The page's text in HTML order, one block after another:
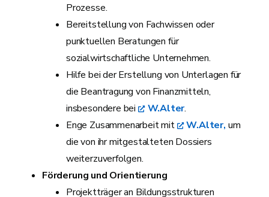
Prozesse.
Bereitstellung von Fachwissen oder
punktuellen Beratungen für
sozialwirtschaftliche Unternehmen.
Hilfe bei der Erstellung von Unterlagen für
die Beantragung von Finanzmitteln,
insbesondere bei
W.Alter.
Enge Zusammenarbeit mit
W.Alter, um
die von ihr mitgestalteten Dossiers
weiterzuverfolgen.
Förderung und Orientierung
Projektträger an Bildungsstrukturen